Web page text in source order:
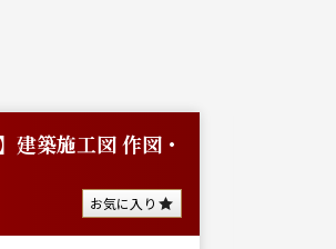
建築施工図 作図・
お気に入り